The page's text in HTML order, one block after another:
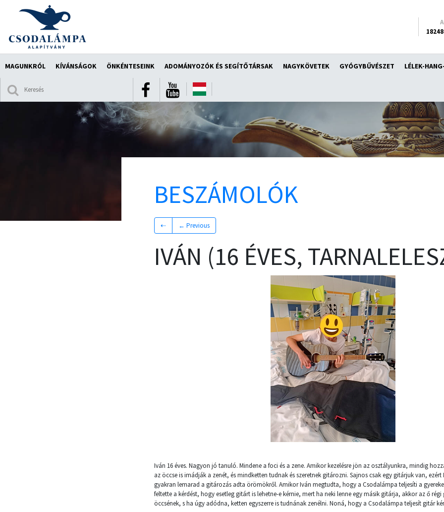
MAGUNKRÓL KÍVÁNSÁGOK ÖNKÉNTESEINK ADOMÁNYOZÓK ÉS SEGÍTŐTÁRSAK NAGYKÖVETEK GYÓGYBŰVÉSZET LÉLEK-
BESZÁMOLÓK
⇠ ← Previous
IVÁN (16 ÉVES,
Iván 16 éves. Nagyon jó tanuló. Mindene a foci és a zene. Amikor kezelésre jön az osztályunkra, mindig
az öccse is imádják a zenét, és mindketten tudnak és szeretnek gitározni. Sajnos csak egy gitárjuk van,
gyakran lemarad a gitározás adta örömökről. Amikor Iván megtudta, hogy a Csodalámpa teljesíti a
feltette a kérdést, hogy esetleg gitárt is lehetne-e kérnie, mert ha neki lenne egy másik gitárja, akkor az ő
öccsének, s ha úgy adódna, ketten egyszerre is tudnának zenélni. Noná, hogy a Csodalámpa teljesít gitár